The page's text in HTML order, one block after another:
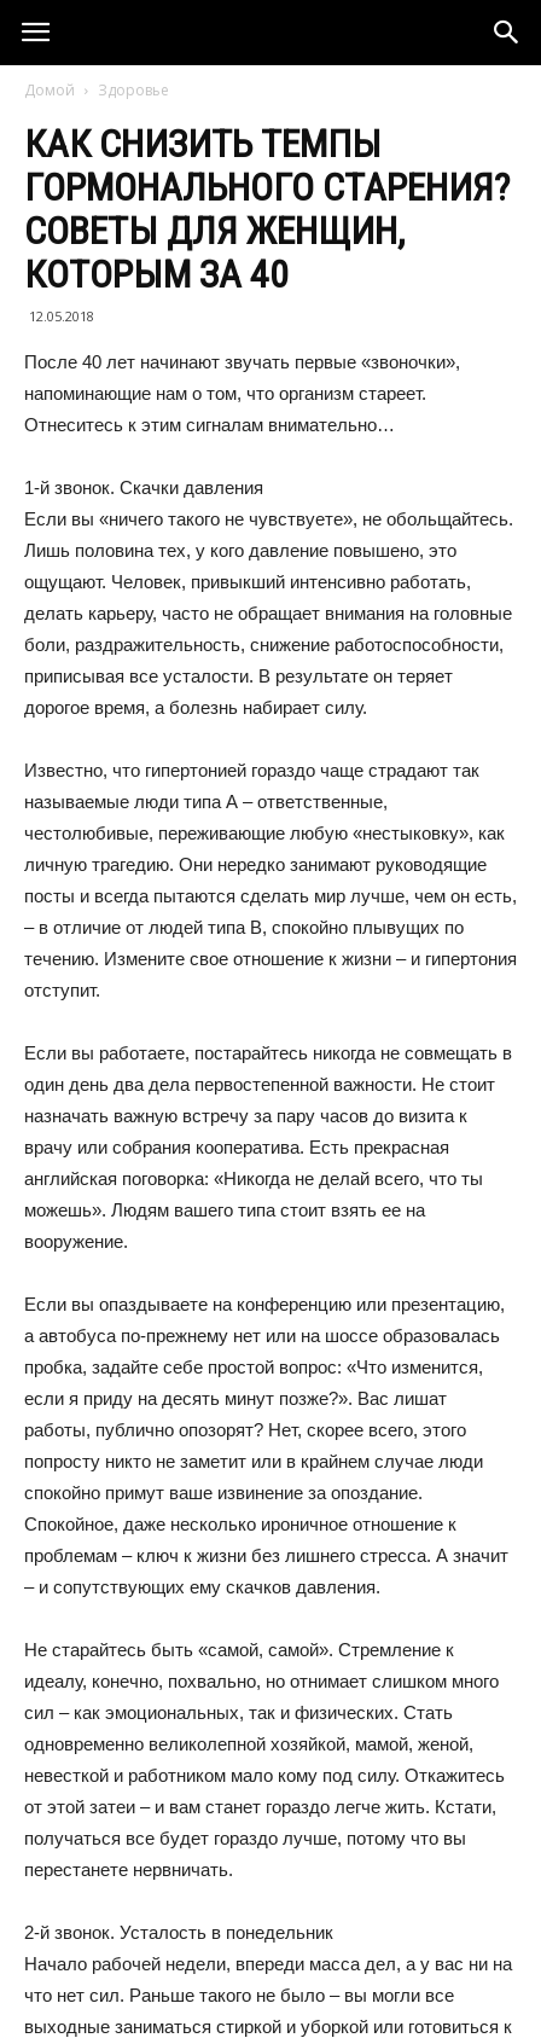
Домой Здоровье
КАК СНИЗИТЬ ТЕМПЫ
ГОРМОНАЛЬНОГО СТАРЕНИЯ?
СОВЕТЫ ДЛЯ ЖЕНЩИН,
КОТОРЫМ ЗА 40
12.05.2018
После 40 лет начинают звучать первые «звоночки»,
напоминающие нам о том, что организм стареет.
Отнеситесь к этим сигналам внимательно…
1-й звонок. Скачки давления
Если вы «ничего такого не чувствуете», не обольщайтесь.
Лишь половина тех, у кого давление повышено, это
ощущают. Человек, привыкший интенсивно работать,
делать карьеру, часто не обращает внимания на головные
боли, раздражительность, снижение работоспособности,
приписывая все усталости. В результате он теряет
дорогое время, а болезнь набирает силу.
Известно, что гипертонией гораздо чаще страдают так
называемые люди типа А – ответственные,
честолюбивые, переживающие любую «нестыковку», как
личную трагедию. Они нередко занимают руководящие
посты и всегда пытаются сделать мир лучше, чем он есть,
– в отличие от людей типа В, спокойно плывущих по
течению. Измените свое отношение к жизни – и гипертония
отступит.
Если вы работаете, постарайтесь никогда не совмещать в
один день два дела первостепенной важности. Не стоит
назначать важную встречу за пару часов до визита к
врачу или собрания кооператива. Есть прекрасная
английская поговорка: «Никогда не делай всего, что ты
можешь». Людям вашего типа стоит взять ее на
вооружение.
Если вы опаздываете на конференцию или презентацию,
а автобуса по-прежнему нет или на шоссе образовалась
пробка, задайте себе простой вопрос: «Что изменится,
если я приду на десять минут позже?». Вас лишат
работы, публично опозорят? Нет, скорее всего, этого
попросту никто не заметит или в крайнем случае люди
спокойно примут ваше извинение за опоздание.
Спокойное, даже несколько ироничное отношение к
проблемам – ключ к жизни без лишнего стресса. А значит
– и сопутствующих ему скачков давления.
Не старайтесь быть «самой, самой». Стремление к
идеалу, конечно, похвально, но отнимает слишком много
сил – как эмоциональных, так и физических. Стать
одновременно великолепной хозяйкой, мамой, женой,
невесткой и работником мало кому под силу. Откажитесь
от этой затеи – и вам станет гораздо легче жить. Кстати,
получаться все будет гораздо лучше, потому что вы
перестанете нервничать.
2-й звонок. Усталость в понедельник
Начало рабочей недели, впереди масса дел, а у вас ни на
что нет сил. Раньше такого не было – вы могли все
выходные заниматься стиркой и уборкой или готовиться к